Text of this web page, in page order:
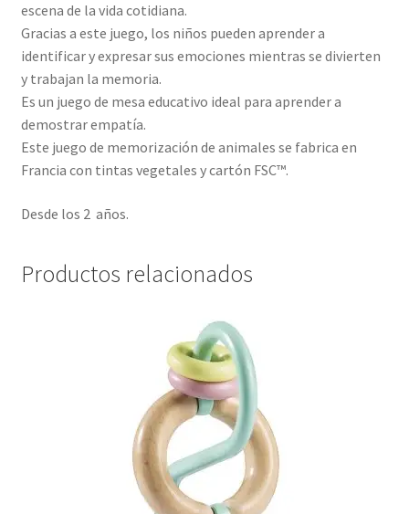
escena de la vida cotidiana.
Gracias a este juego, los niños pueden aprender a
identificar y expresar sus emociones mientras se divierten
y trabajan la memoria.
Es un juego de mesa educativo ideal para aprender a
demostrar empatía.
Este juego de memorización de animales se fabrica en
Francia con tintas vegetales y cartón FSC™.
Desde los 2 años.
Productos relacionados